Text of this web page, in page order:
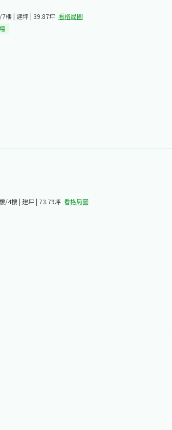
110年第一季 TOP百萬經紀
樓 | 建坪 | 39.87坪 看格局圖
/4樓 | 建坪 | 73.79坪 看格局圖